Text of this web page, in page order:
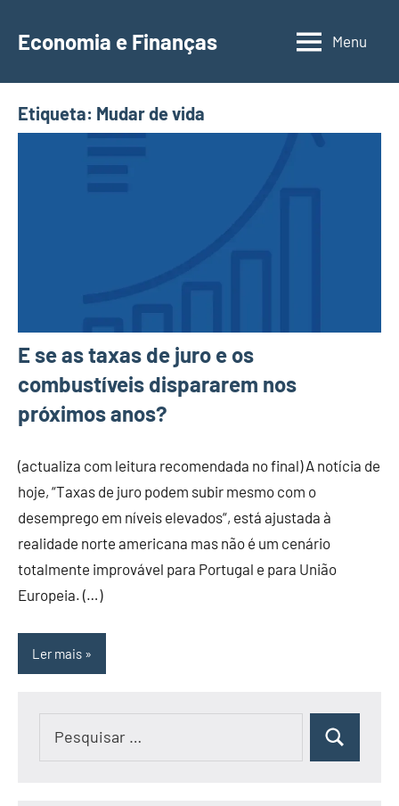
para
conteúdo
Economia e Finanças
Depósitos
IRS,
Finanças
Menu
Etiqueta: Mudar de vida
E se as taxas de juro e os
combustíveis dispararem nos
próximos anos?
(actualiza com leitura recomendada no final) A notícia de
hoje, “Taxas de juro podem subir mesmo com o
desemprego em níveis elevados“, está ajustada à
realidade norte americana mas não é um cenário
totalmente improvável para Portugal e para União
Europeia. (…)
Ler mais
Pesquisar